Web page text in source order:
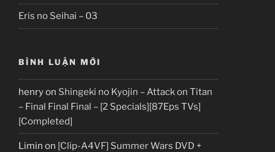
Eris no Seihai – 03
BÌNH LUẬN MỚI
henryon Shingeki no Kyojin – Attack on Titan
– Final Final Final – [2 Specials][87Eps TVs]
[Completed]
Limin on [Clip-A4VF] Summer Wars DVD +